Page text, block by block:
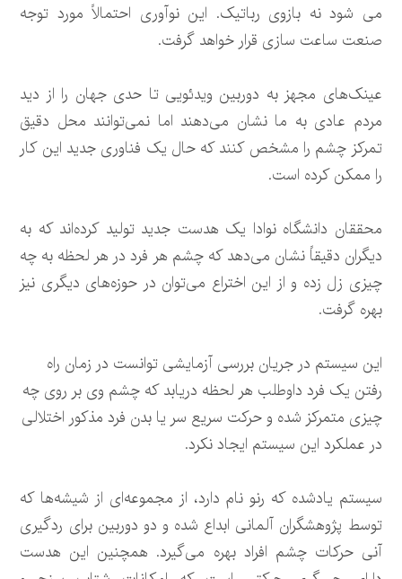
می شود نه بازوی رباتیک. این نوآوری احتمالاً مورد توجه
صنعت ساعت سازی قرار خواهد گرفت.
عینک‌های مجهز به دوربین ویدئویی تا حدی جهان را از دید
مردم عادی به ما نشان می‌دهند اما نمی‌توانند محل دقیق
تمرکز چشم را مشخص کنند که حال یک فناوری جدید این کار
را ممکن کرده است.
محققان دانشگاه نوادا یک هدست جدید تولید کرده‌اند که به
دیگران دقیقاً نشان می‌دهد که چشم هر فرد در هر لحظه به چه
چیزی زل زده و از این اختراع می‌توان در حوزه‌های دیگری نیز
بهره گرفت.
این سیستم در جریان بررسی آزمایشی توانست در زمان راه
رفتن یک فرد داوطلب هر لحظه دریابد که چشم وی بر روی چه
چیزی متمرکز شده و حرکت سریع سر یا بدن فرد مذکور اختلالی
در عملکرد این سیستم ایجاد نکرد.
سیستم یادشده که رنو نام دارد، از مجموعه‌ای از شیشه‌ها که
توسط پژوهشگران آلمانی ابداع شده و دو دوربین برای ردگیری
آنی حرکات چشم افراد بهره می‌گیرد. همچنین این هدست